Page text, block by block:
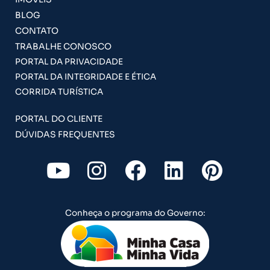
BLOG
CONTATO
TRABALHE CONOSCO
PORTAL DA PRIVACIDADE
PORTAL DA INTEGRIDADE E ÉTICA
CORRIDA TURÍSTICA
PORTAL DO CLIENTE
DÚVIDAS FREQUENTES
Y
o
u
t
u
I
n
s
t
a
F
a
c
e
b
L
i
n
k
e
P
i
Conheça o programa do Governo: